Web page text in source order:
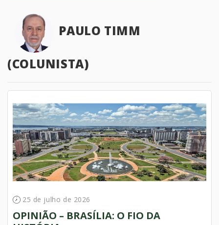
PAULO TIMM
(COLUNISTA)
25 de julho de 2026
OPINIÃO – BRASÍLIA: O FIO DA